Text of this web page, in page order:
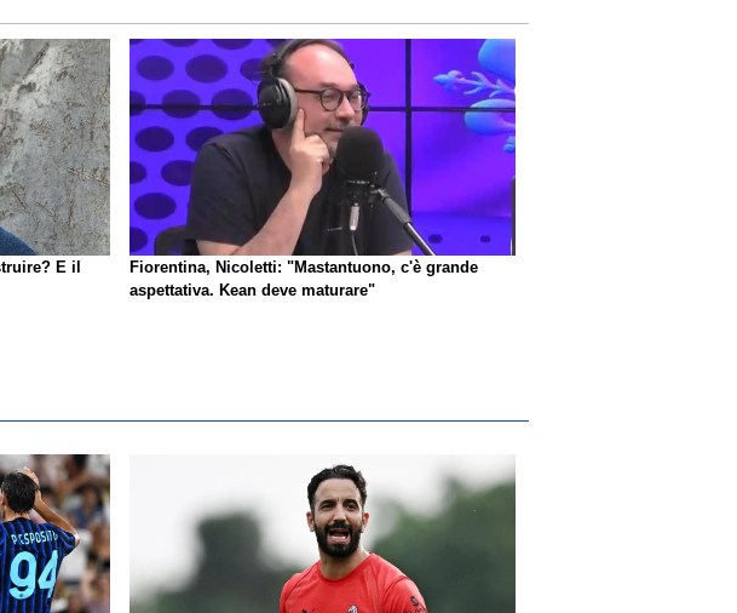
E il
Fiorentina, Nicoletti: "Mastantuono, c'è grande
aspettativa. Kean deve maturare"